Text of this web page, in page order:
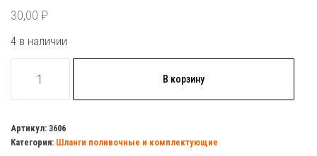
30,00 ₽
4 в наличии
товара
с
автостопом
В корзину
Артикул: 3606
Категория: Шланги поливочные и комплектующие